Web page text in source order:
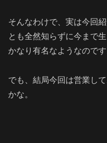
そんなわけで、実は今回
とも全然知らずに今まで
かなり有名なようなのです
でも、結局今回は営業し
かな。